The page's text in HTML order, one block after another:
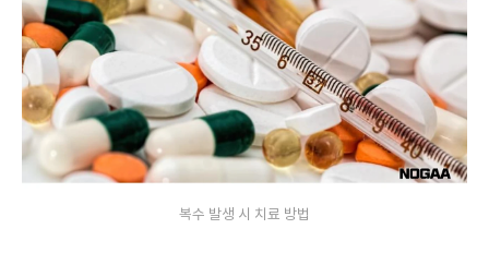
복수 발생 시 치료 방법